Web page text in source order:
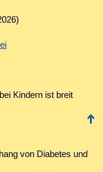
Kindern ist breit
von Diabetes und